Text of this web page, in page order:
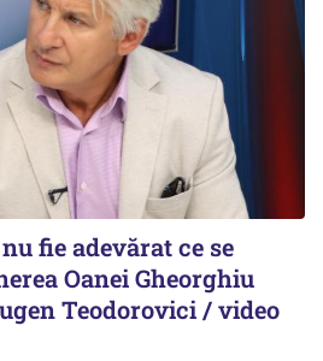
fie adevărat ce se
Oanei Gheorghiu
Teodorovici / video